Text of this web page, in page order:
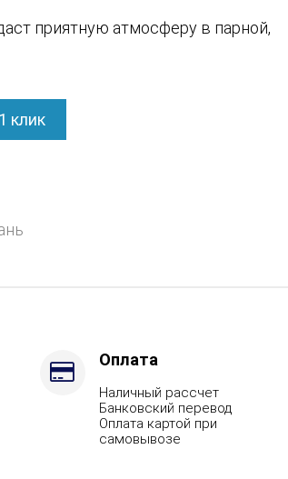
приятную атмосферу в парной,
клик
Оплата
Наличный рассчет
Банковский перевод
Оплата картой при
самовывозе